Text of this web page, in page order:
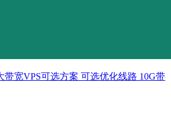
带宽VPS可选方案 可选优化线路 10G带